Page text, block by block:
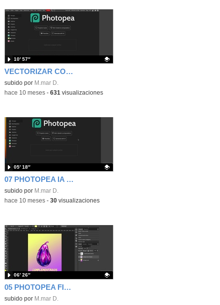
VECTORIZAR CON VECTORPEA Y PHOTOPEA
Contenido educativo.
subido por M.mar D.
10′ 57″
-hace 10 meses- 631 visualizaciones
07 PHOTOPEA IA PLANTILLAS Y TAMPÓN DE CLONAR
Contenido educativo.
subido por M.mar D.
05′ 18″
-hace 10 meses- 30visualizaciones
05 PHOTOPEA FILTROS Y EFECTOS CON FREEPIK
Contenido educativo.
subido por M.mar D.
06′ 26″